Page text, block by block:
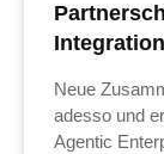
Neue
adesso und
Agentic